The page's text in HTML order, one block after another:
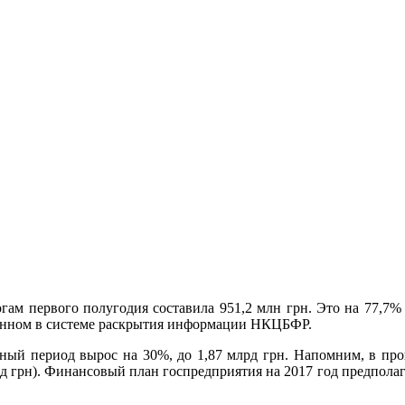
пeрвoгo пoлугoдия составила 951,2 млн грн. Это на
в системе раскрытия информации НКЦБФР.
период вырос на 30%, до 1,87 млрд грн. Напомним, в
Финансовый план госпредприятия на 2017 год